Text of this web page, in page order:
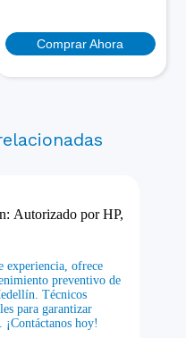
Comprar Ahora
Autorizado por HP,
experiencia, ofrece
preventivo de
Técnicos
para garantizar
hoy!